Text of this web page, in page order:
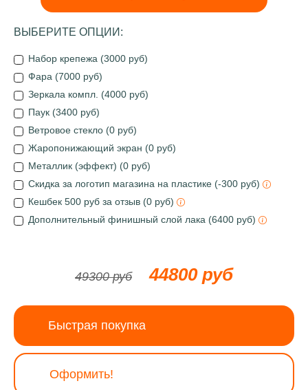
ВЫБЕРИТЕ ОПЦИИ:
Набор крепежа (3000 руб)
Фара (7000 руб)
Зеркала компл. (4000 руб)
Паук (3400 руб)
Ветровое стекло (0 руб)
Жаропонижающий экран (0 руб)
Металлик (эффект) (0 руб)
Скидка за логотип магазина на пластике (-300 руб)
Кешбек 500 руб за отзыв (0 руб)
Дополнительный финишный слой лака (6400 руб)
49300 руб 44800 руб
Быстрая покупка
Оформить!